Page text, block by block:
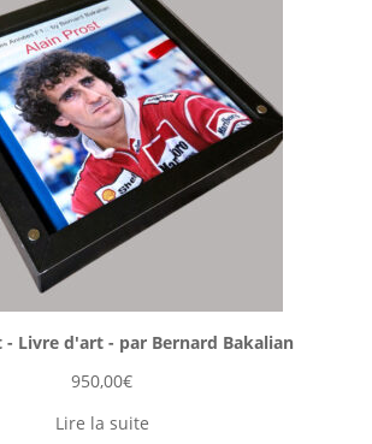
- Livre d'art - par Bernard Bakalian
950,00€
Lire la suite